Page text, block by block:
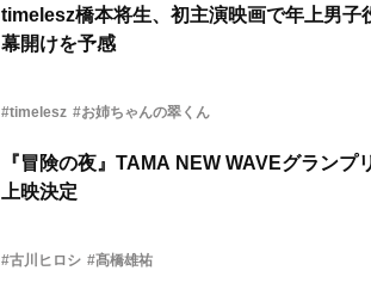
timelesz橋本将生、初主演映画で年上男子
幕開けを予感
#timelesz #お姉ちゃんの翠くん
『冒険の夜』TAMA NEW WAVEグラン
上映決定
#古川ヒロシ #髙橋雄祐